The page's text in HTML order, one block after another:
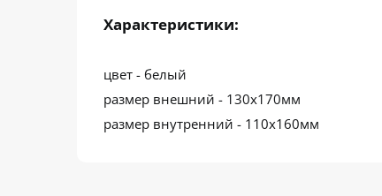
Характеристики:
цвет - белый
размер внешний - 130х170мм
размер внутренний - 110х160мм